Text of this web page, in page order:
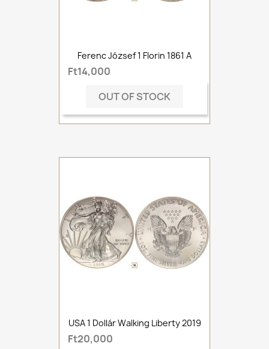
Ferenc József 1 Florin 1861 A
Ft14,000
OUT OF STOCK
USA 1 Dollár Walking Liberty 2019
Ft20,000